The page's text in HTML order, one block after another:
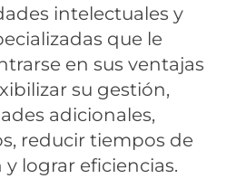
intelectuales y
que le
en sus ventajas
su gestión,
adicionales,
reducir tiempos de
lograr eficiencias.